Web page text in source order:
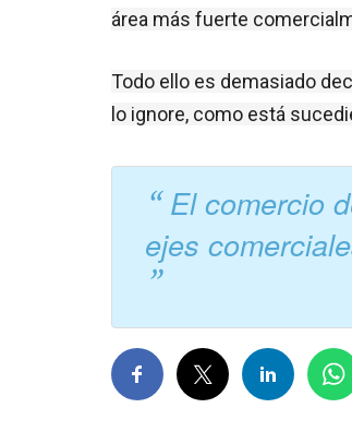
área más fuerte
Todo ello es demasiado
lo ignore, como está
El comercio
ejes